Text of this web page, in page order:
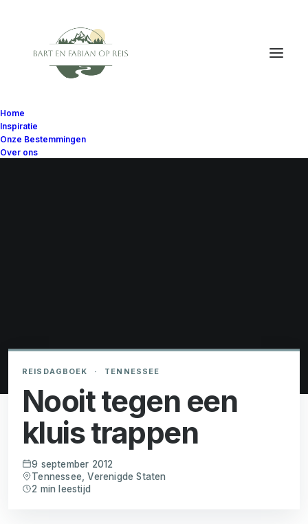
Home
Inspiratie
Onze Bestemmingen
Over ons
Nooit tegen een
kluis trappen
REISDAGBOEK · TENNESSEE
9 september 2012
Tennessee, Verenigde Staten
2 min leestijd